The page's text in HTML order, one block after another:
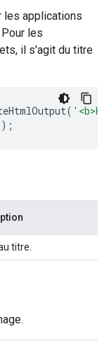
les applications
les
il s'agit du titre
(
);
titre.